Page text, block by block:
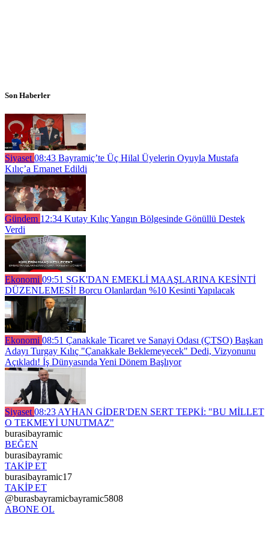
Son Haberler
Siyaset 08:43 Bayramiç’te Üç Hilal Üyelerin Oyuyla Mustafa
Kılıç’a Emanet Edildi
Gündem 12:34 Kutay Kılıç Yangın Bölgesinde Gönüllü Destek
Verdi
Ekonomi 09:51 SGK'DAN EMEKLİ MAAŞLARINA KESİNTİ
DÜZENLEMESİ! Borcu Olanlardan %10 Kesinti Yapılacak
Ekonomi 08:51 Çanakkale Ticaret ve Sanayi Odası (ÇTSO) Başkan
Adayı Turgay Kılıç "Çanakkale Beklemeyecek" Dedi, Vizyonunu
Açıkladı! İş Dünyasında Yeni Dönem Başlıyor
Siyaset 08:23 AYHAN GİDER'DEN SERT TEPKİ: "BU MİLLET
O TEKMEYİ UNUTMAZ"
burasibayramic
BEĞEN
burasibayramic
TAKİP ET
burasibayramic17
TAKİP ET
@burasbayramicbayramic5808
ABONE OL